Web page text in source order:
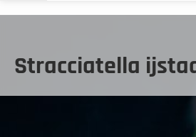
Stracciatella
tot
€48,00
aantal